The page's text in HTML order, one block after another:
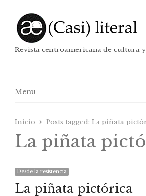
Revista centroamericana de cultura
Menú
Menu
Inicio Posts tagged: La piñata
La piñata
Desde la resistencia
La piñata pictórica